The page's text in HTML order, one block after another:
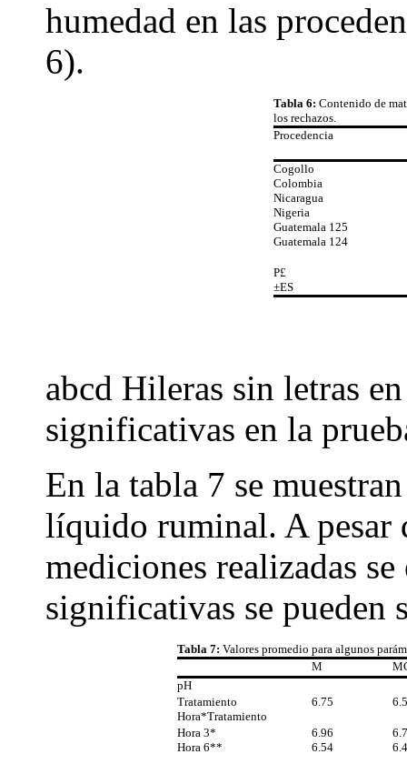
humedad en las
6).
Tabla 6: Contenido de
los rechazos.
Procedencia
Cogollo
Colombia
Nicaragua
Nigeria
Guatemala 125
Guatemala 124
P£
±ES
abcd Hileras sin letras
significativas en la
En la tabla 7 se
líquido ruminal. A pesar
mediciones realizadas
significativas se pueden
Tabla 7: Valores promedio para algunos
M
pH
Tratamiento
6.75
Hora*Tratamiento
Hora 3*
6.96
Hora 6**
6.54